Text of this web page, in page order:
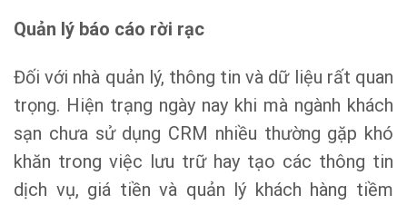
Quản lý báo cáo rời rạc
Đối với nhà quản lý, thông tin và dữ liệu rất quan
trọng. Hiện trạng ngày nay khi mà ngành khách
sạn chưa sử dụng CRM nhiều thường gặp khó
khăn trong việc lưu trữ hay tạo các thông tin
dịch vụ, giá tiền và quản lý khách hàng tiềm